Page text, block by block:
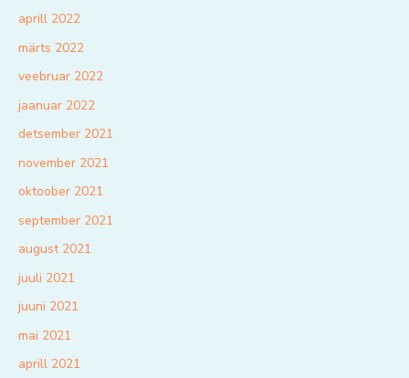
aprill 2022
märts 2022
veebruar 2022
jaanuar 2022
detsember 2021
november 2021
oktoober 2021
september 2021
august 2021
juuli 2021
juuni 2021
mai 2021
aprill 2021